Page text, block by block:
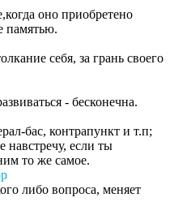
оно приобретено
памятью.
себя, за грань своего
- бесконечна.
бас, контрапункт и т.п;
навстречу, если ты
то же самое.
либо вопроса, меняет